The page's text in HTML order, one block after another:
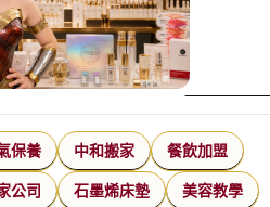
保養 中和搬家 餐飲加盟
公司 石墨烯床墊 美容教學